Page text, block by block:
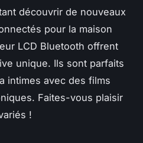
découvrir de nouveaux
pour la maison
LCD Bluetooth offrent
unique. Ils sont parfaits
intimes avec des films
Faites-vous plaisir
!